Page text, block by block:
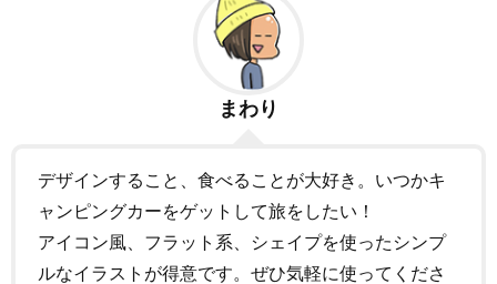
まわり
デザインすること、食べることが大好き。いつかキ
ャンピングカーをゲットして旅をしたい！
アイコン風、フラット系、シェイプを使ったシンプ
ルなイラストが得意です。ぜひ気軽に使ってくださ